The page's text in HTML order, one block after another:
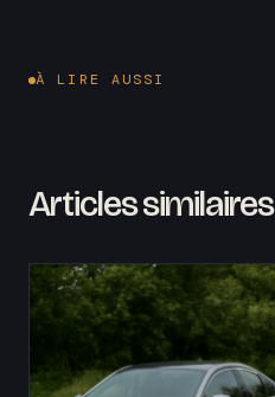
À LIRE AUSSI
Articles similaires